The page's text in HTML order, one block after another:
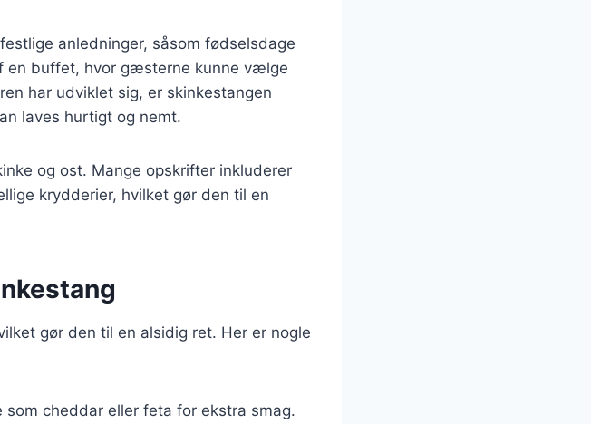
anledninger, såsom fødselsdage
en buffet, hvor gæsterne kunne vælge
har udviklet sig, er skinkestangen
laves hurtigt og nemt.
og ost. Mange opskrifter inkluderer
krydderier, hvilket gør den til en
gør den til en alsidig ret. Her er nogle
som cheddar eller feta for ekstra smag.